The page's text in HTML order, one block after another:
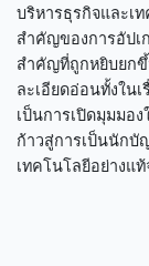
บริหารธุรกิจและเ
สำคัญของการอัปเ
สำคัญที่ถูกหยิบยก
ละเอียดอ่อนทั้งใน
เป็นการเปิดมุมม
ก้าวสู่การเป็นนักบั
เทคโนโลยีอย่างแท้